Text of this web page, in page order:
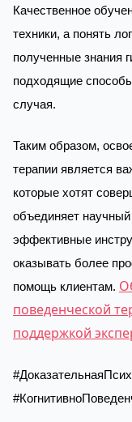
Качественное
техники, а понять
полученные знания
подходящие
случая.
Таким образом,
терапии является
которые хотят
объединяет
эффективные
оказывать более
помощь клиентам.
поведенческой
поддержкой